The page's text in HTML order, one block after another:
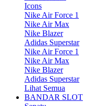
Icons
Nike Air Force 1
Nike Air Max
Nike Blazer
Adidas Superstar
Nike Air Force 1
Nike Air Max
Nike Blazer
Adidas Superstar
Lihat Semua
BANDAR SLOT